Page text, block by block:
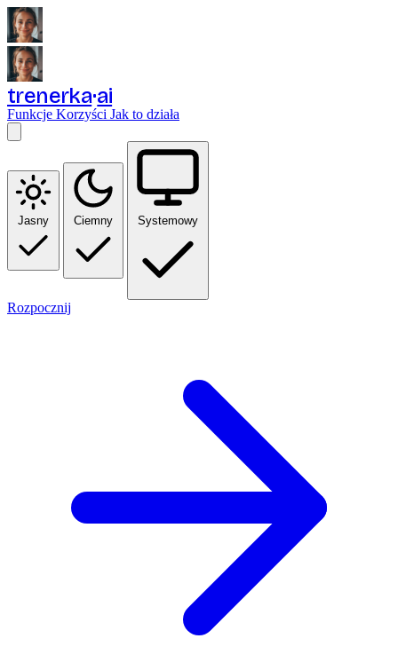
trenerka ai
Funkcje Korzyści Jak to działa
Jasny Ciemny Systemowy
Rozpocznij